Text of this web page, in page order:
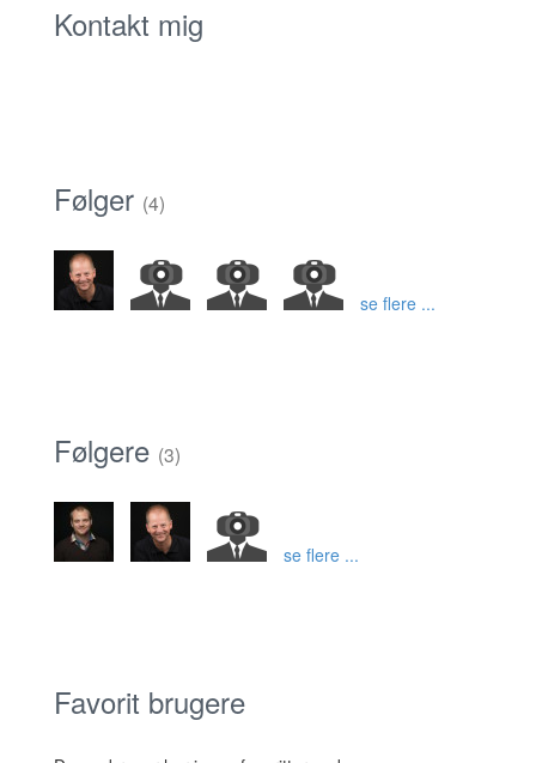
Kontakt mig
Følger (4)
se flere ...
Følgere (3)
se flere ...
Favorit brugere